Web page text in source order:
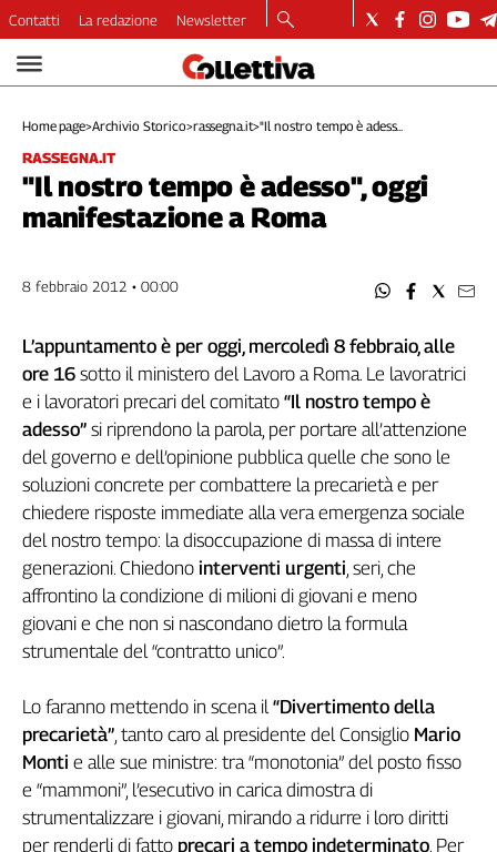
Video
Dirette
Longform
Copertine
Economia
Ambiente
Welfare
Italia
Internazionale
Culture
Categorie
Filcams
Filctem
Fillea
Filt
Fiom
Fisac
Flc
Fp
Nidil
Slc
Spi
Contatti La redazione Newsletter
Home page>Archivio Storico>rassegna.it>"Il nostro tempo è adess...
RASSEGNA.IT
"Il nostro tempo è adesso", oggi
manifestazione a Roma
8 febbraio 2012 • 00:00
L’appuntamento è per oggi, mercoledì 8 febbraio, alle
ore 16 sotto il ministero del Lavoro a Roma. Le lavoratrici
e i lavoratori precari del comitato “Il nostro tempo è
adesso” si riprendono la parola, per portare all’attenzione
del governo e dell’opinione pubblica quelle che sono le
soluzioni concrete per combattere la precarietà e per
chiedere risposte immediate alla vera emergenza sociale
del nostro tempo: la disoccupazione di massa di intere
generazioni. Chiedono interventi urgenti , seri, che
affrontino la condizione di milioni di giovani e meno
giovani e che non si nascondano dietro la formula
strumentale del “contratto unico”.
Lo faranno mettendo in scena il “Divertimento della
precarietà” , tanto caro al presidente del Consiglio Mario
Monti e alle sue ministre: tra “monotonia” del posto fisso
e “mammoni”, l’esecutivo in carica dimostra di
strumentalizzare i giovani, mirando a ridurre i loro diritti
per renderli di fatto precari a tempo indeterminato. Per